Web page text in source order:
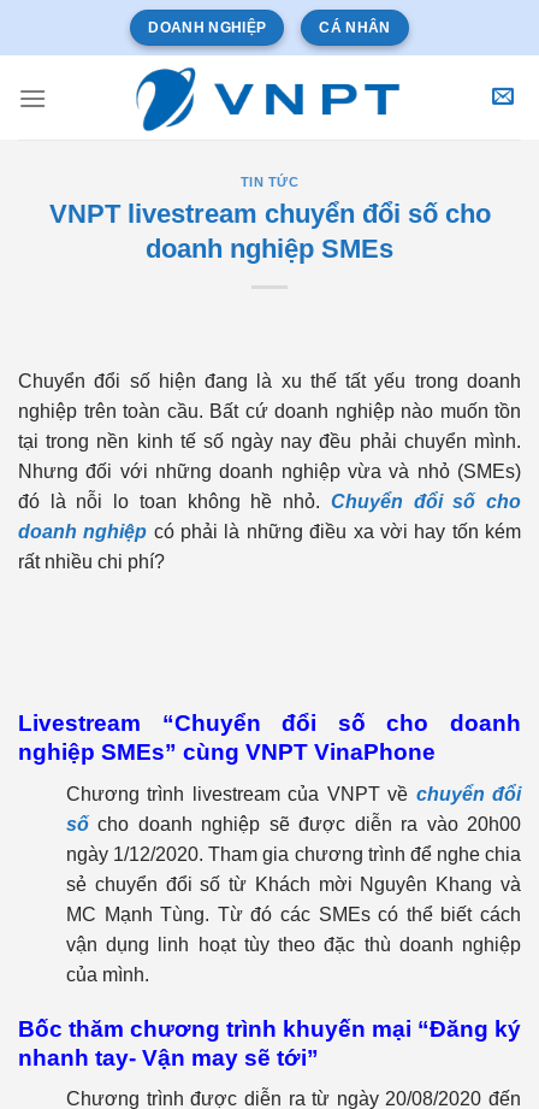
dung
DOANH NGHIỆP CÁ NHÂN
TIN TỨC
VNPT livestream chuyển đổi số cho
doanh nghiệp SMEs
Chuyển đổi số hiện đang là xu thế tất yếu trong doanh
nghiệp trên toàn cầu. Bất cứ doanh nghiệp nào muốn tồn
tại trong nền kinh tế số ngày nay đều phải chuyển mình.
Nhưng đối với những doanh nghiệp vừa và nhỏ (SMEs)
đó là nỗi lo toan không hề nhỏ. Chuyển đổi số cho
doanh nghiệp có phải là những điều xa vời hay tốn kém
rất nhiều chi phí?
Livestream “Chuyển đổi số cho doanh
nghiệp SMEs” cùng VNPT VinaPhone
Chương trình livestream của VNPT về chuyển đổi
số cho doanh nghiệp sẽ được diễn ra vào 20h00
ngày 1/12/2020. Tham gia chương trình để nghe chia
sẻ chuyển đổi số từ Khách mời Nguyên Khang và
MC Mạnh Tùng. Từ đó các SMEs có thể biết cách
vận dụng linh hoạt tùy theo đặc thù doanh nghiệp
của mình.
Bốc thăm chương trình khuyến mại “Đăng ký
nhanh tay- Vận may sẽ tới”
Chương trình được diễn ra từ ngày 20/08/2020 đến